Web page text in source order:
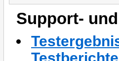
Support-